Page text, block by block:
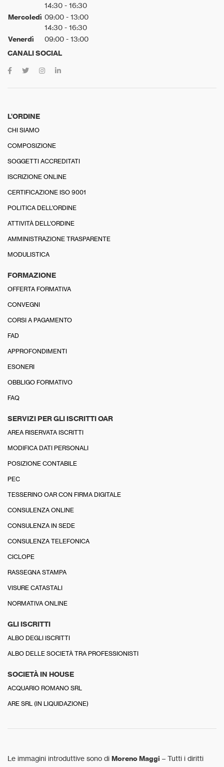
14:30 - 16:30
Mercoledì 09:00 - 13:00
14:30 - 16:30
Venerdì 09:00 - 13:00
CANALI SOCIAL
L’ORDINE
CHI SIAMO
COMPOSIZIONE
SOGGETTI ACCREDITATI
ISCRIZIONE ONLINE
CERTIFICAZIONE ISO 9001
POLITICA DELL’ORDINE
ATTIVITÀ DELL’ORDINE
AMMINISTRAZIONE TRASPARENTE
MODULISTICA
FORMAZIONE
OFFERTA FORMATIVA
CONVEGNI
CORSI A PAGAMENTO
FAD
APPROFONDIMENTI
ESONERI
OBBLIGO FORMATIVO
FAQ
SERVIZI PER GLI ISCRITTI OAR
AREA RISERVATA ISCRITTI
MODIFICA DATI PERSONALI
POSIZIONE CONTABILE
PEC
TESSERINO OAR CON FIRMA DIGITALE
CONSULENZA ONLINE
CONSULENZA IN SEDE
CONSULENZA TELEFONICA
CICLOPE
RASSEGNA STAMPA
VISURE CATASTALI
NORMATIVA ONLINE
GLI ISCRITTI
ALBO DEGLI ISCRITTI
ALBO DELLE SOCIETÀ TRA PROFESSIONISTI
SOCIETÀ IN HOUSE
ACQUARIO ROMANO SRL
ARE SRL (IN LIQUIDAZIONE)
Le immagini introduttive sono di Moreno Maggi – Tutti i diritti